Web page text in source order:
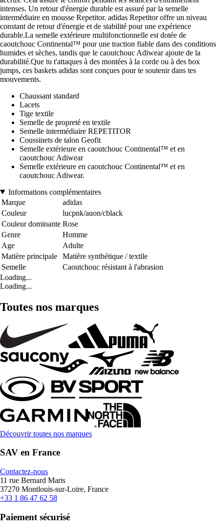
intenses. Un retour d'énergie durable est assuré par la semelle
intermédiaire en mousse Repetitor. adidas Repetitor offre un niveau
constant de retour d'énergie et de stabilité pour une expérience
durable.La semelle extérieure multifonctionnelle est dotée de
caoutchouc Continental™ pour une traction fiable dans des conditions
humides et sèches, tandis que le caoutchouc Adiwear ajoute de la
durabilité.Que tu t'attaques à des montées à la corde ou à des box
jumps, ces baskets adidas sont conçues pour te soutenir dans tes
mouvements.
Chaussant standard
Lacets
Tige textile
Semelle de propreté en textile
Semelle intermédiaire REPETITOR
Coussinets de talon Geofit
Semelle extérieure en caoutchouc Continental™ et en
caoutchouc Adiwear
Semelle extérieure en caoutchouc Continental™ et en
caoutchouc Adiwear.
Informations complémentaires
Marque
adidas
Couleur
lucpnk/auon/cblack
Couleur dominante Rose
Genre
Homme
Age
Adulte
Matière principale
Matière synthétique / textile
Semelle
Caoutchouc résistant à l'abrasion
Loading...
Loading...
Toutes nos marques
Découvrir toutes nos marques
SAV en France
Contactez-nous
11 rue Bernard Maris
37270 Montlouis-sur-Loire, France
+33 1 86 47 62 58
Paiement sécurisé